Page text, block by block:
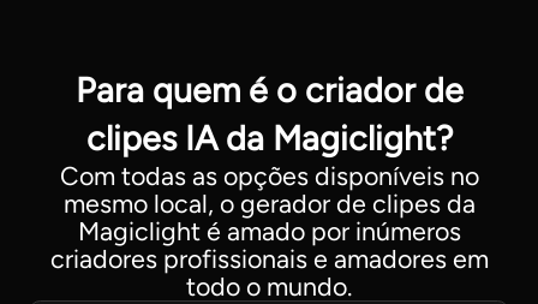
Para quem é o criador de
clipes IA da Magiclight?
Com todas as opções disponíveis no
mesmo local, o gerador de clipes da
Magiclight é amado por inúmeros
criadores profissionais e amadores em
todo o mundo.